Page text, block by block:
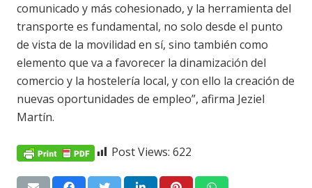
comunicado y más cohesionado, y la herramienta del
transporte es fundamental, no solo desde el punto
de vista de la movilidad en sí, sino también como
elemento que va a favorecer la dinamización del
comercio y la hostelería local, y con ello la creación de
nuevas oportunidades de empleo”, afirma Jeziel
Martín.
Post Views: 622